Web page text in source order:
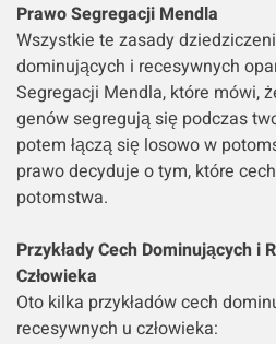
Prawo Segregacji Mendla
Wszystkie te zasady
dominujących i recesywnych
Segregacji Mendla, które mówi,
genów segregują się podczas
potem łączą się losowo w
prawo decyduje o tym, które
potomstwa.
Przykłady Cech Dominujących i
Człowieka
Oto kilka przykładów cech
recesywnych u człowieka: